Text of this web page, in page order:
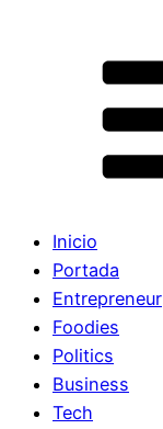
Inicio
Portada
Entrepreneur
Foodies
Politics
Business
Tech